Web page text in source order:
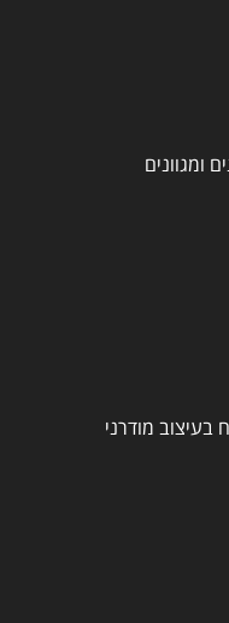
ומגוונים
בעיצוב מודרני